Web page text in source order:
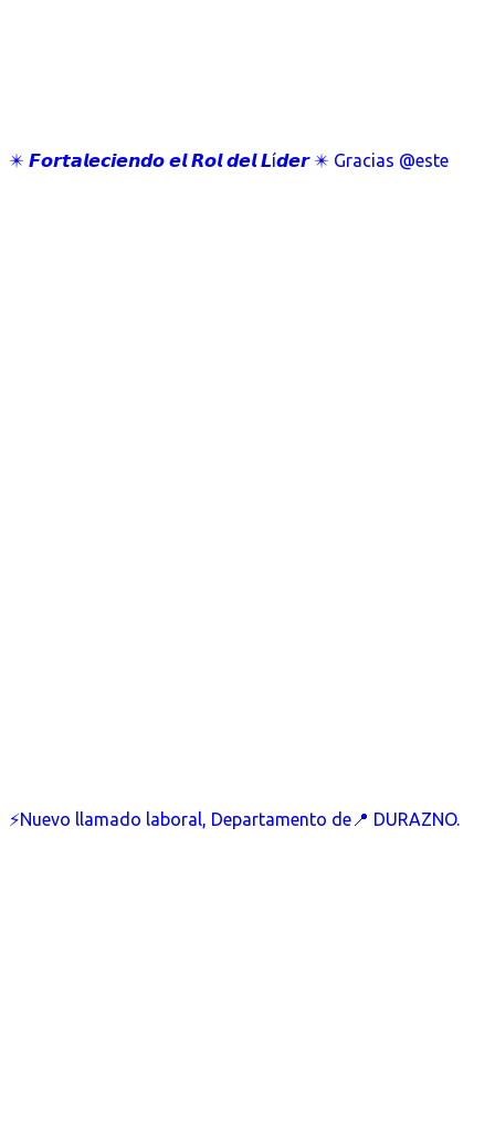
✴️ 𝙁𝙤𝙧𝙩𝙖𝙡𝙚𝙘𝙞𝙚𝙣𝙙𝙤 𝙚𝙡 𝙍𝙤𝙡 𝙙𝙚𝙡 𝙇í𝙙𝙚𝙧 ✴️ Gracias @este
⚡Nuevo llamado laboral, Departamento de📍 DURAZNO.